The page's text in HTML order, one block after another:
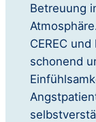
Betreuung
CEREC
schonend